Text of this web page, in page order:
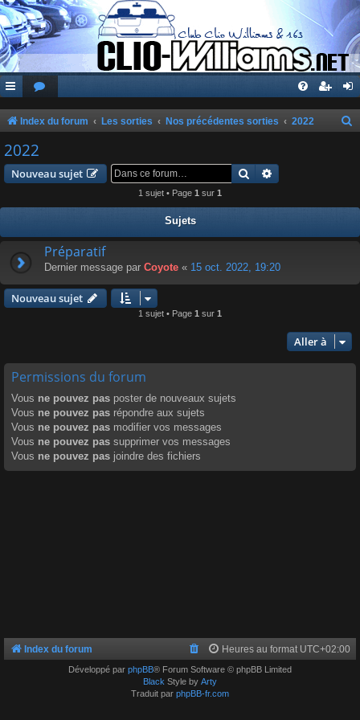
Index du forum Les sorties Nos précédentes sorties 2022
e
2022
Nouveau sujet Rechercher
1 sujet • Page 1 sur 1
Sujets
Préparatif
Dernier message par Coyote « 15 oct. 2022, 19:20
Nouveau sujet
1 sujet • Page 1 sur 1
Aller à
Permissions du forum
Vous ne pouvez pas poster de nouveaux sujets
Vous ne pouvez pas répondre aux sujets
Vous ne pouvez pas modifier vos messages
Vous ne pouvez pas supprimer vos messages
Vous ne pouvez pas joindre des fichiers
Index du forum Heures au format UTC+02:00
Développé par phpBB® Forum Software © phpBB Limited
Black Style by Arty
Traduit par phpBB-fr.com